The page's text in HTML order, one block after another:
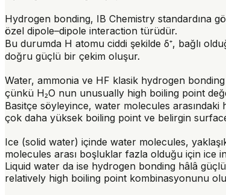
Hydrogen bonding, IB Chemistry standardına
özel dipole–dipole interaction türüdür.
Bu durumda H atomu ciddi şekilde δ⁺, bağlı
doğru güçlü bir çekim oluşur.
Water, ammonia ve HF klasik hydrogen
çünkü H₂O nun unusually high boiling point
Basitçe söyleyince, water molecules
çok daha yüksek boiling point ve belirgin
Ice (solid water) içinde water molecules,
molecules arası boşluklar fazla olduğu için ice
Liquid water da ise hydrogen bonding hâlâ
relatively high boiling point kombinasyonunu